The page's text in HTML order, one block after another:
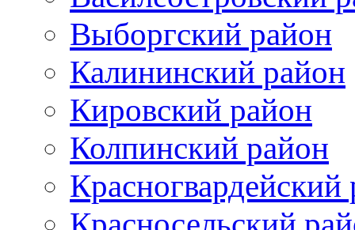
Выборгский район
Калининский район
Кировский район
Колпинский район
Красногвардейский